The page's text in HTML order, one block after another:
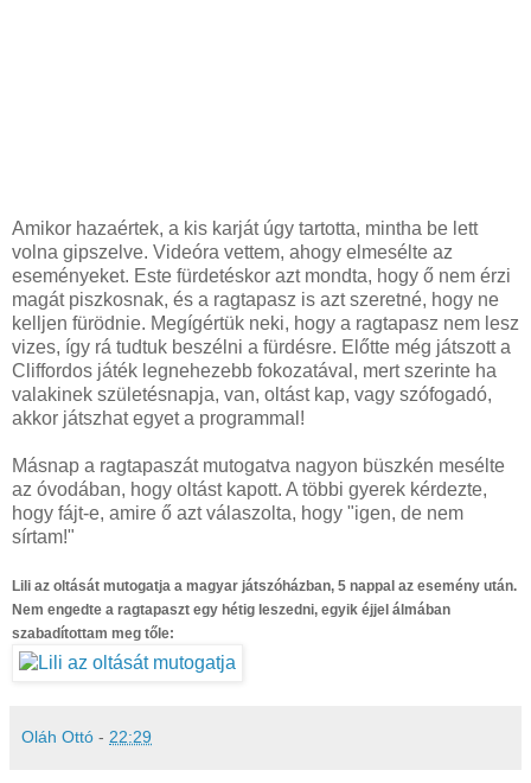
Amikor hazaértek, a kis karját úgy tartotta, mintha be lett
volna gipszelve. Videóra vettem, ahogy elmesélte az
eseményeket. Este fürdetéskor azt mondta, hogy ő nem érzi
magát piszkosnak, és a ragtapasz is azt szeretné, hogy ne
kelljen fürödnie. Megígértük neki, hogy a ragtapasz nem lesz
vizes, így rá tudtuk beszélni a fürdésre. Előtte még játszott a
Cliffordos játék legnehezebb fokozatával, mert szerinte ha
valakinek születésnapja, van, oltást kap, vagy szófogadó,
akkor játszhat egyet a programmal!
Másnap a ragtapaszát mutogatva nagyon büszkén mesélte
az óvodában, hogy oltást kapott. A többi gyerek kérdezte,
hogy fájt-e, amire ő azt válaszolta, hogy "igen, de nem
sírtam!"
Lili az oltását mutogatja a magyar játszóházban, 5 nappal az esemény után.
Nem engedte a ragtapaszt egy hétig leszedni, egyik éjjel álmában
szabadítottam meg tőle:
Oláh Ottó - 22:29